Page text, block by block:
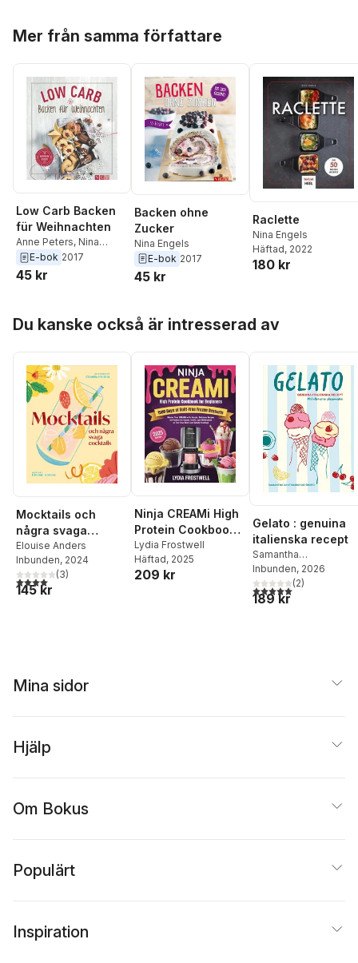
Mer från samma författare
Low Carb Backen
für Weihnachten
Anne Peters, Nina
Engels
E-bok 2017
45 kr
Backen ohne
Zucker
Nina Engels
E-bok 2017
45 kr
Raclette
Nina Engels
Häftad, 2022
180 kr
Du kanske också är intresserad av
Mocktails och
några svaga
cocktails
Elouise Anders
Inbunden, 2024
4,0utav 5 stjärnor. Totalt antal röster:
(3)
145 kr
Ninja CREAMi High
Protein Cookbook
for Beginners: 1500
Days of Guilt-Free
Frozen Desserts:
Lydia Frostwell
Häftad, 2025
209 kr
Gelato : genuina
italienska recept
Samantha
Santambrogio-Öberg
Inbunden, 2026
5,0utav 5 stjärnor.
(2)
189 kr
Mina sidor
Hjälp
Om Bokus
Populärt
Inspiration